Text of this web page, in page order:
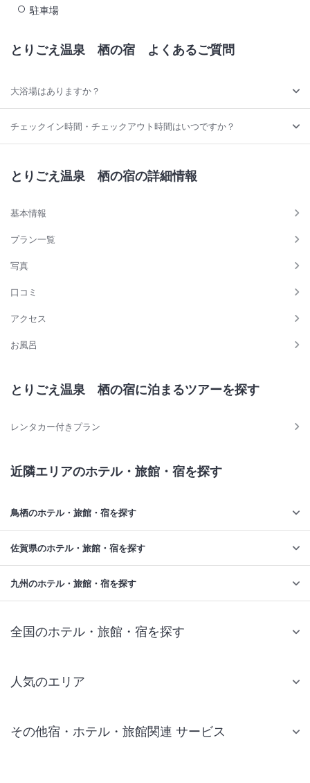
駐車場
とりごえ温泉 栖の宿 よくあるご質問
大浴場はありますか？
チェックイン時間・チェックアウト時間はいつですか？
とりごえ温泉 栖の宿の詳細情報
基本情報
プラン一覧
写真
口コミ
アクセス
お風呂
とりごえ温泉 栖の宿に泊まるツアーを探す
レンタカー付きプラン
近隣エリアのホテル・旅館・宿を探す
鳥栖のホテル・旅館・宿を探す
佐賀県のホテル・旅館・宿を探す
九州のホテル・旅館・宿を探す
全国のホテル・旅館・宿を探す
人気のエリア
仙台 ホテル
その他宿・ホテル・旅館関連 サービス